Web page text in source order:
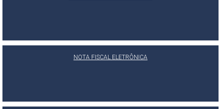
NOTA FISCAL ELETRÔNICA